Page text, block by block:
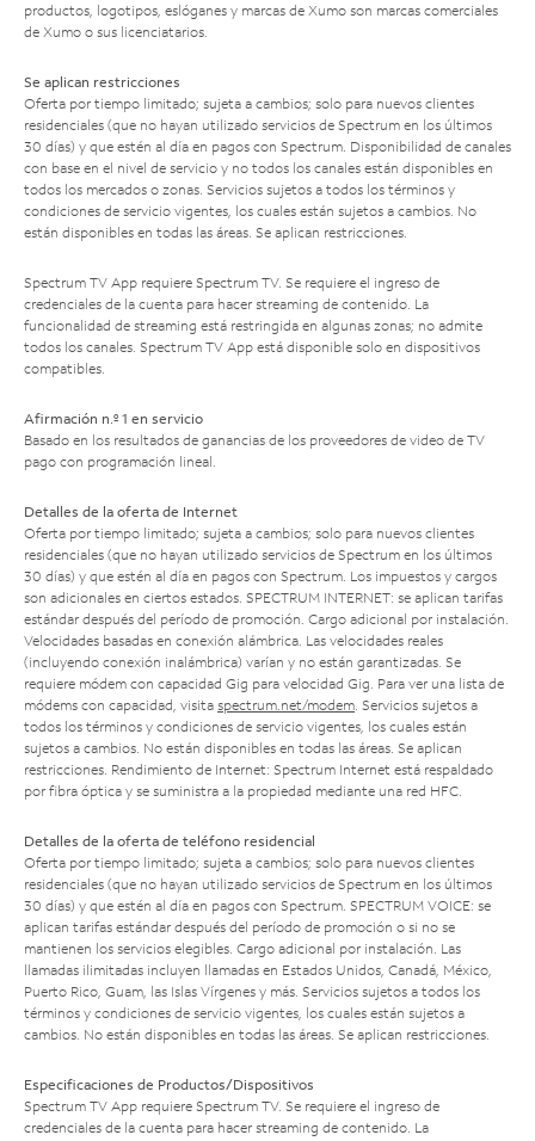
productos, logotipos, eslóganes y marcas de Xumo son marcas comerciales
de Xumo o sus licenciatarios.
Se aplican restricciones
Oferta por tiempo limitado; sujeta a cambios; solo para nuevos clientes
residenciales (que no hayan utilizado servicios de Spectrum en los últimos
30 días) y que estén al día en pagos con Spectrum. Disponibilidad de canales
con base en el nivel de servicio y no todos los canales están disponibles en
todos los mercados o zonas. Servicios sujetos a todos los términos y
condiciones de servicio vigentes, los cuales están sujetos a cambios. No
están disponibles en todas las áreas. Se aplican restricciones.
Spectrum TV App requiere Spectrum TV. Se requiere el ingreso de
credenciales de la cuenta para hacer streaming de contenido. La
funcionalidad de streaming está restringida en algunas zonas; no admite
todos los canales. Spectrum TV App está disponible solo en dispositivos
compatibles.
Afirmación n.º 1 en servicio
Basado en los resultados de ganancias de los proveedores de video de TV
pago con programación lineal.
Detalles de la oferta de Internet
Oferta por tiempo limitado; sujeta a cambios; solo para nuevos clientes
residenciales (que no hayan utilizado servicios de Spectrum en los últimos
30 días) y que estén al día en pagos con Spectrum. Los impuestos y cargos
son adicionales en ciertos estados. SPECTRUM INTERNET: se aplican tarifas
estándar después del período de promoción. Cargo adicional por instalación.
Velocidades basadas en conexión alámbrica. Las velocidades reales
(incluyendo conexión inalámbrica) varían y no están garantizadas. Se
requiere módem con capacidad Gig para velocidad Gig. Para ver una lista de
módems con capacidad, visita spectrum.net/modem. Servicios sujetos a
todos los términos y condiciones de servicio vigentes, los cuales están
sujetos a cambios. No están disponibles en todas las áreas. Se aplican
restricciones. Rendimiento de Internet: Spectrum Internet está respaldado
por fibra óptica y se suministra a la propiedad mediante una red HFC.
Detalles de la oferta de teléfono residencial
Oferta por tiempo limitado; sujeta a cambios; solo para nuevos clientes
residenciales (que no hayan utilizado servicios de Spectrum en los últimos
30 días) y que estén al día en pagos con Spectrum. SPECTRUM VOICE: se
aplican tarifas estándar después del período de promoción o si no se
mantienen los servicios elegibles. Cargo adicional por instalación. Las
llamadas ilimitadas incluyen llamadas en Estados Unidos, Canadá, México,
Puerto Rico, Guam, las Islas Vírgenes y más. Servicios sujetos a todos los
términos y condiciones de servicio vigentes, los cuales están sujetos a
cambios. No están disponibles en todas las áreas. Se aplican restricciones.
Especificaciones de Productos/Dispositivos
Spectrum TV App requiere Spectrum TV. Se requiere el ingreso de
credenciales de la cuenta para hacer streaming de contenido. La